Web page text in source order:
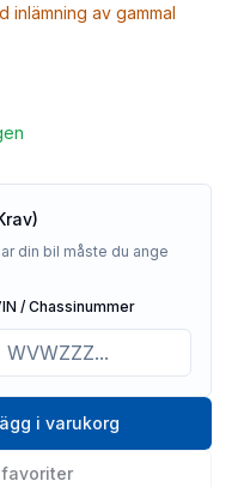
inlämning av gammal
din bil måste du ange
/ Chassinummer
i varukorg